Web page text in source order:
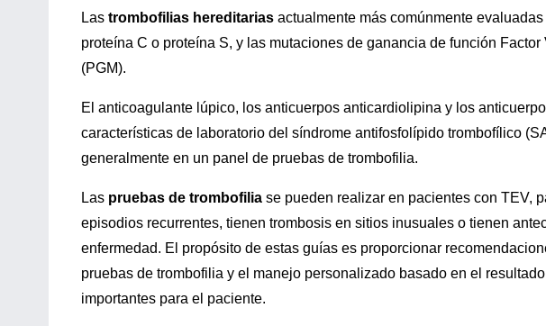
Las trombofilias hereditarias actualmente más comúnmente
proteína C o proteína S, y las mutaciones de ganancia de función
(PGM).
El anticoagulante lúpico, los anticuerpos anticardiolipina y los
características de laboratorio del síndrome antifosfolípido trombofílico
generalmente en un panel de pruebas de trombofilia.
Las pruebas de trombofilia se pueden realizar en pacientes con TEV,
episodios recurrentes, tienen trombosis en sitios inusuales o tienen
enfermedad. El propósito de estas guías es proporcionar
pruebas de trombofilia y el manejo personalizado basado en el
importantes para el paciente.